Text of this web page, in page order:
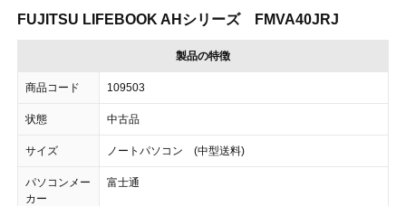
FUJITSU LIFEBOOK AHシリーズ FMVA40JRJ
製品の特徴
商品コード 109503
状態 中古品
サイズ ノートパソコン (中型送料)
パソコンメー
カー
富士通